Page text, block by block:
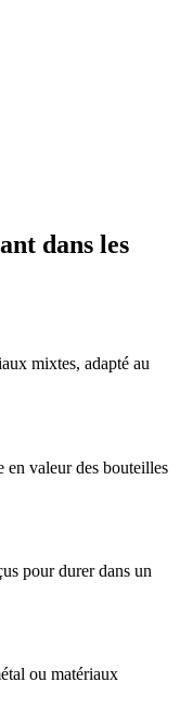
dans les
mixtes, adapté au
en valeur des bouteilles
pour durer dans un
ou matériaux